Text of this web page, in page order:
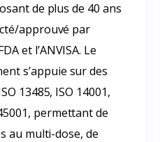
de plus de 40 ans
approuvé par
et l’ANVISA. Le
s’appuie sur des
13485, ISO 14001,
permettant de
au multi-dose, de